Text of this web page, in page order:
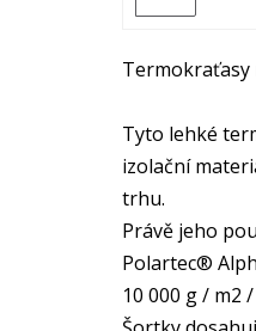
Termokraťasy
Tyto lehké
izolační
trhu.
Právě jeho
Polartec®
10 000 g / m2